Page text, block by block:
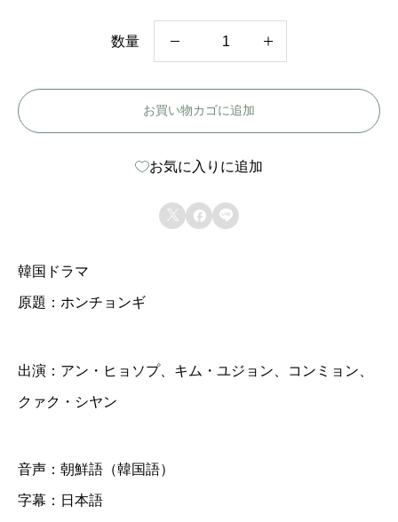
数量
ド
マ
ホ
ギ
お買い物カゴに追加
お気に入りに追加
  
韓国ドラマ
原題：ホンチョンギ
出演：アン・ヒョソプ、キム・ユジョン、コンミョン、
クァク・シヤン
音声：朝鮮語（韓国語）
字幕：日本語